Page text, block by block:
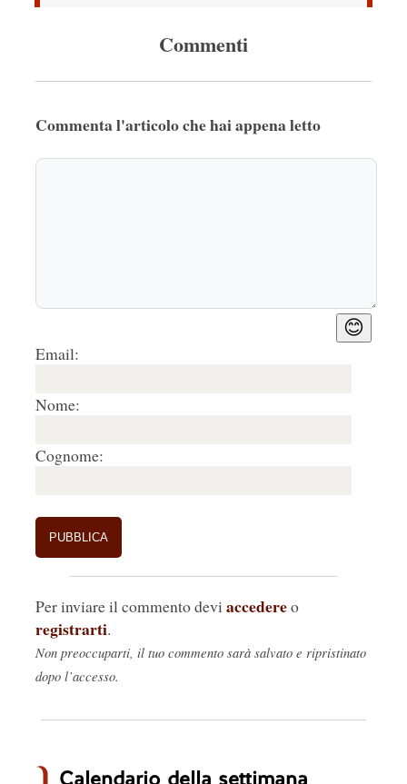
Commenti
Commenta l'articolo che hai appena letto
😊
Email:
Nome:
Cognome:
Per inviare il commento devi accedereo
registrarti.
Non preoccuparti, il tuo commento sarà salvato e ripristinato
dopo l’accesso.